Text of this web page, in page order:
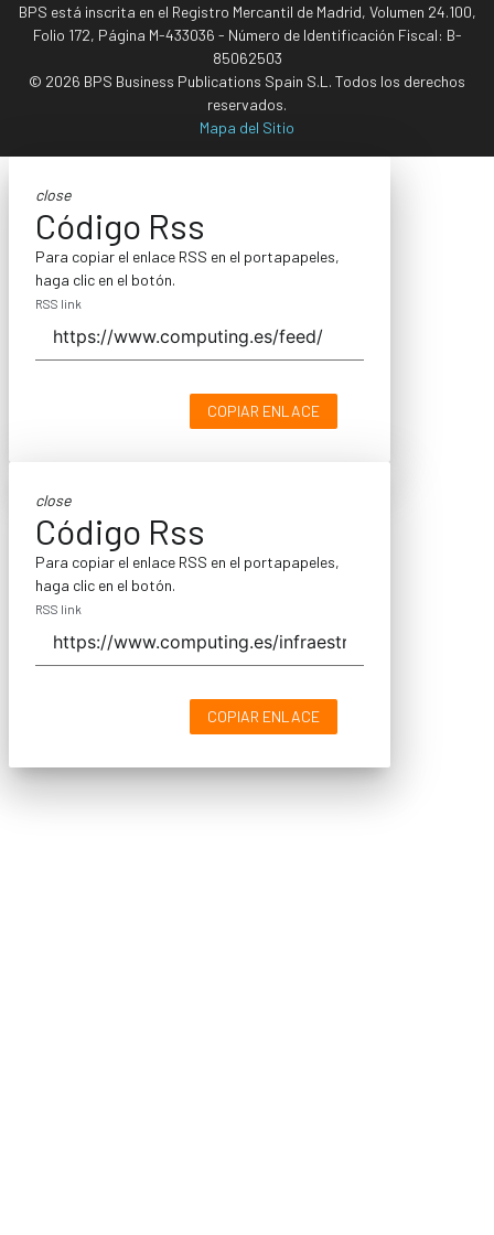
BPS está inscrita en el Registro Mercantil de Madrid, Volumen 24.100,
Folio 172, Página M-433036 - Número de Identificación Fiscal: B-
85062503
© 2026 BPS Business Publications Spain S.L. Todos los derechos
reservados.
Mapa del Sitio
close
Código Rss
Para copiar el enlace RSS en el portapapeles,
haga clic en el botón.
RSS link
COPIAR ENLACE
close
Código Rss
Para copiar el enlace RSS en el portapapeles,
haga clic en el botón.
RSS link
COPIAR ENLACE